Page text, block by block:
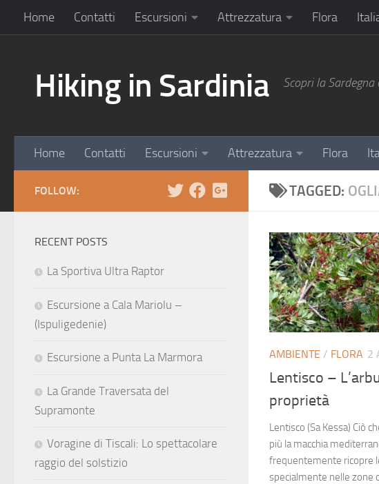
Home Contatti Escursioni Attrezzatura Flora
Hiking in Sardinia Scopri la
Home Contatti Escursioni Attrezzatura Flora
TAGGED:
AMBIENTE / FLORA 2
Lentisco –
proprietà
Lentisco (Sa Kessa) Ciò
più la macchia
frequentemente ricopre
specialmente nelle zone
FOLLOW:
RECENT POSTS
La Sportiva Ultra Raptor
Escursione a Cala Mariolu –
(Ispuligedenie)
Escursione a Punta La Marmora
La Grande Traversata del
Supramonte
Voragine di Tiscali: Lo spettacolare
raggio del solstizio